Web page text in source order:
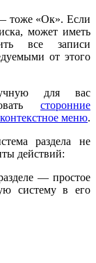
тоже «Ок». Если
может иметь
все записи
от этого
для вас
сторонние
меню.
раздела не
действий:
— простое
систему в его